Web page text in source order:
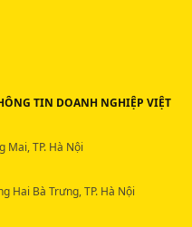
TIN DOANH NGHIỆP VIỆT
Mai, TP. Hà Nội
Hai Bà Trưng, TP. Hà Nội